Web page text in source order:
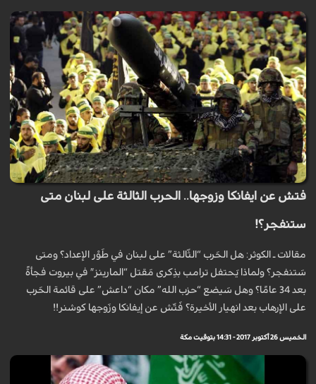
فتش عن ايفانكا وزوجها.. الحرب الثالثة على لبنان متى
ستنفجر؟!
مقالات ـ الكوثر: هل الحَرب “الثّالثة” على لبنان في طَوْر الإعداد؟ ومتى
سَتنفجر؟ ولماذا يَحتفل ترامب بذِكرى مَقتل “المارينز″ في بيروت فجأةً
بعد 34 عامًا؟ وهل سَيضع “حزب الله” مكان “داعش” على قائمة الحَرب
على الإرهاب بعد انهيار الأخيرة؟ فَتّش عن إيفانكا وزَوجها كوشنر!!
الخميس 26 أكتوبر 2017 - 14:31 بتوقيت مكة